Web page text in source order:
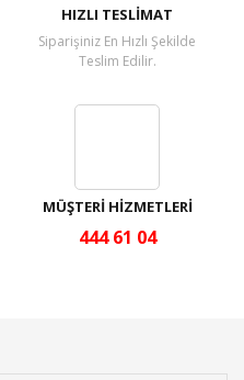
HIZLI TESLİMAT
Siparişiniz En Hızlı Şekilde
Teslim Edilir.
MÜŞTERİ HİZMETLERİ
444 61 04